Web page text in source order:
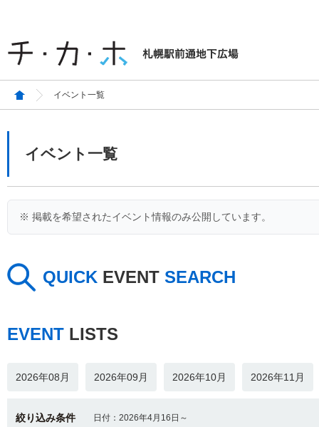
イベント一覧
イベント一覧
※ 掲載を希望されたイベント情報のみ公開しています。
QUICK EVENT SEARCH
EVENT LISTS
2026年08月 2026年09月 2026年10月 2026年11月
絞り込み条件 日付：2026年4月16日～